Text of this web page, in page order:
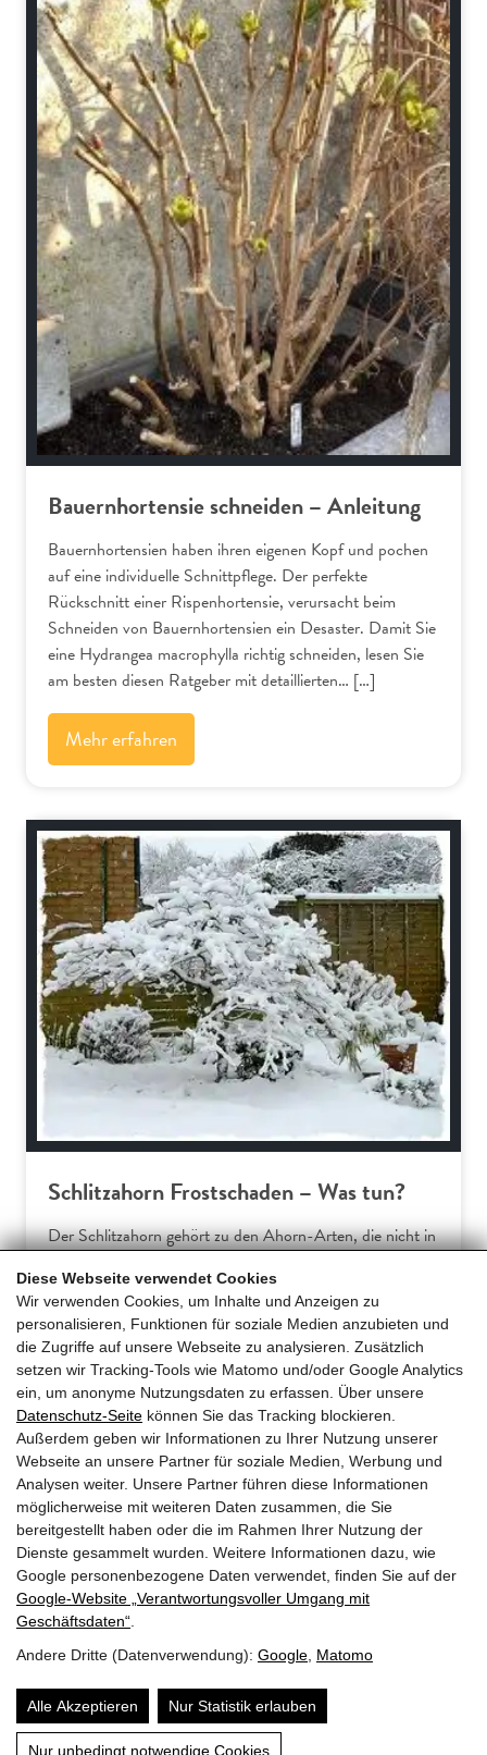
Diese Webseite verwendet Cookies
Wir verwenden Cookies, um Inhalte und Anzeigen zu
personalisieren, Funktionen für soziale Medien anzubieten und
die Zugriffe auf unsere Webseite zu analysieren. Zusätzlich
setzen wir Tracking-Tools wie Matomo und/oder Google Analytics
ein, um anonyme Nutzungsdaten zu erfassen. Über unsere
Datenschutz-Seite können Sie das Tracking blockieren.
Außerdem geben wir Informationen zu Ihrer Nutzung unserer
Webseite an unsere Partner für soziale Medien, Werbung und
Analysen weiter. Unsere Partner führen diese Informationen
möglicherweise mit weiteren Daten zusammen, die Sie
bereitgestellt haben oder die im Rahmen Ihrer Nutzung der
Dienste gesammelt wurden. Weitere Informationen dazu, wie
Google personenbezogene Daten verwendet, finden Sie auf der
Google‑Website „Verantwortungsvoller Umgang mit
Geschäftsdaten“
Andere Dritte (Datenverwendung): Google Matomo
Alle Akzeptieren Nur Statistik erlauben
Nur unbedingt notwendige Cookies
Inhalt
Bauernhortensie schneiden – Anleitung
Bauernhortensien haben ihren eigenen Kopf und pochen
auf eine individuelle Schnittpflege. Der perfekte
Rückschnitt einer Rispenhortensie, verursacht beim
Schneiden von Bauernhortensien ein Desaster. Damit Sie
eine Hydrangea macrophylla richtig schneiden, lesen Sie
am besten diesen Ratgeber mit detaillierten… […]
Mehr erfahren
Bäume und Sträucher
Schlitzahorn Frostschaden – Was tun?
Der Schlitzahorn gehört zu den Ahorn-Arten, die nicht in
Hausgärtner am Acer palmatum dissectum häufiger über
Frostschäden klagen. Dieser Ratgeber erklärt die
typischen Symptome und gibt praxiserprobte Tipps für
effektive Gegenmaßnahmen und… […]
Mehr erfahren
Impressum Datenschutz
Website by